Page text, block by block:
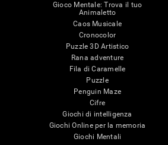
Gioco Mentale: Trova il tuo
Animaletto
Caos Musicale
Cronocolor
Puzzle 3D Artistico
Rana adventure
Fila di Caramelle
Puzzle
Penguin Maze
Cifre
Giochi di intelligenza
Giochi Online per la memoria
Giochi Mentali